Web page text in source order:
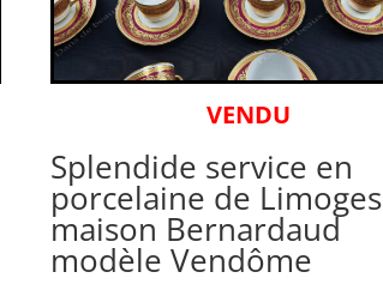
VENDU
Splendide service en
porcelaine de Limoges
maison Bernardaud
modèle Vendôme